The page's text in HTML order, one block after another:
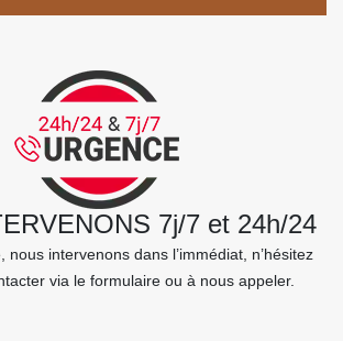
7j/7 et 24h/24
nous intervenons dans l’immédiat, n’hésitez
via le formulaire ou à nous appeler.